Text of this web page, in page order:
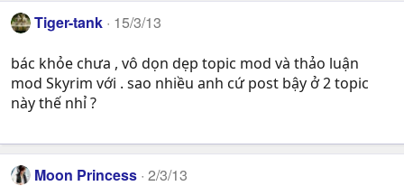
Tiger-tank 15/3/13
bác khỏe chưa , vô dọn dẹp topic mod và thảo luận
mod Skyrim với . sao nhiều anh cứ post bậy ở 2 topic
này thế nhỉ ?
Moon Princess 2/3/13